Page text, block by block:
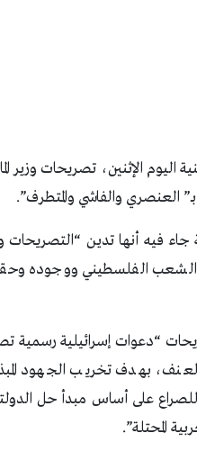
اليوم الإثنين، تصريحات وزير
العنصري والفاشي والمتطرف”.
جاء فيه أنها تدين “التصريحات
الفلسطيني ووجوده
“دعوات إسرائيلية
بهدف تخريب الجهود
على أساس مبدأ حل
المحتلة”.